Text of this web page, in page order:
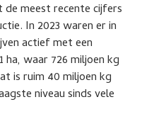
meest recente cijfers
In 2023 waren er in
actief met een
ha, waar 726 miljoen kg
is ruim 40 miljoen kg
niveau sinds vele